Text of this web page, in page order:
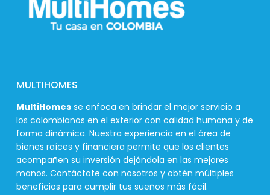
MULTIHOMES
MultiHomes se enfoca en brindar el mejor servicio a
los colombianos en el exterior con calidad humana y de
forma dinámica. Nuestra experiencia en el área de
bienes raíces y financiera permite que los clientes
acompañen su inversión dejándola en las mejores
manos. Contáctate con nosotros y obtén múltiples
beneficios para cumplir tus sueños más fácil.